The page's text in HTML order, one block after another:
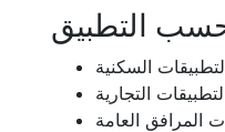
التطبيق
السكنية
التجارية
المرافق العامة